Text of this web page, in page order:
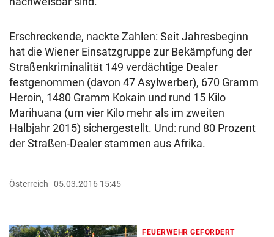
Erschreckende, nackte Zahlen: Seit Jahresbeginn
hat die Wiener Einsatzgruppe zur Bekämpfung der
Straßenkriminalität 149 verdächtige Dealer
festgenommen (davon 47 Asylwerber), 670 Gramm
Heroin, 1480 Gramm Kokain und rund 15 Kilo
Marihuana (um vier Kilo mehr als im zweiten
Halbjahr 2015) sichergestellt. Und: rund 80 Prozent
der Straßen-Dealer stammen aus Afrika.
Österreich 05.03.2016 15:45
FEUERWEHR GEFORDERT